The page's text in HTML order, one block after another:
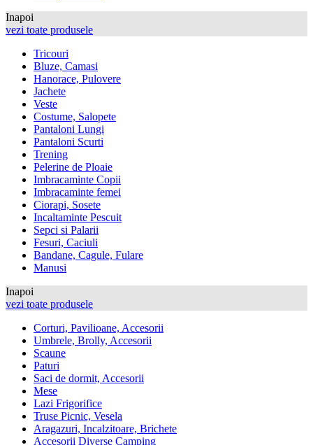
Inapoi
vezi toate produsele
Tricouri
Bluze, Camasi
Hanorace, Pulovere
Jachete
Veste
Costume, Salopete
Pantaloni Lungi
Pantaloni Scurti
Trening
Pelerine de Ploaie
Imbracaminte Copii
Imbracaminte femei
Ciorapi, Sosete
Incaltaminte Pescuit
Sepci si Palarii
Fesuri, Caciuli
Bandane, Cagule, Fulare
Manusi
Inapoi
vezi toate produsele
Corturi, Pavilioane, Accesorii
Umbrele, Brolly, Accesorii
Scaune
Paturi
Saci de dormit, Accesorii
Mese
Lazi Frigorifice
Truse Picnic, Vesela
Aragazuri, Incalzitoare, Brichete
Accesorii Diverse Camping